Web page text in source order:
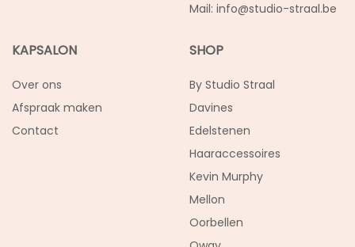
Mail: info@studio-straal.be
KAPSALON
Over ons
Afspraak maken
Contact
SHOP
By Studio Straal
Davines
Edelstenen
Haaraccessoires
Kevin Murphy
Mellon
Oorbellen